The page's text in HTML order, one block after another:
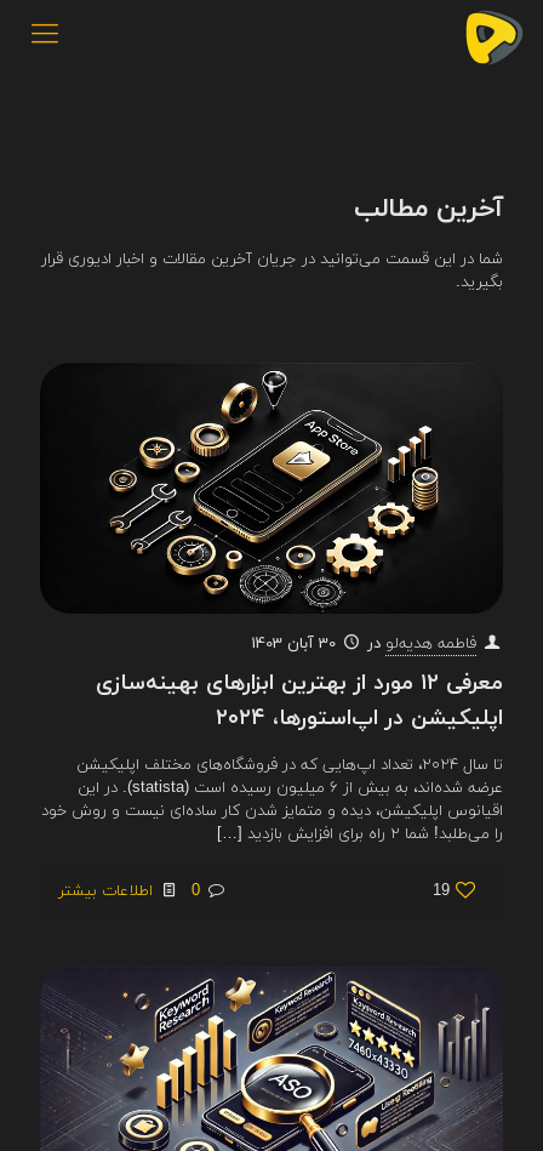
آخرین مطالب
شما در این قسمت می‌توانید در جریان آخرین مقالات و اخبار ادیوری قرار
بگیرید.
فاطمه هدیه‌لو در 30 آبان 1403
معرفی ۱۲ مورد از بهترین ابزارهای بهینه‌سازی
اپلیکیشن در اپ‌استورها، ۲۰۲۴
تا سال ۲۰۲۴، تعداد اپ‌هایی که در فروشگاه‌های مختلف اپلیکیشن
عرضه شده‌اند، به بیش از ۶ میلیون رسیده است (statista). در این
اقیانوس اپلیکیشن، دیده و متمایز شدن کار ساده‌ای نیست و روش خود
را می‌طلبد! شما ۲ راه برای افزایش بازدید
[…]
19
0 اطلاعات بیشتر